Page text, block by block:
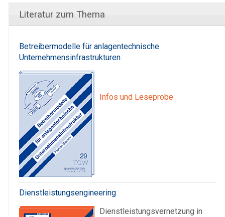
Literatur zum Thema
Betreibermodelle für anlagentechnische
Unternehmensinfrastrukturen
Infos und Leseprobe
Dienstleistungsengineering
Dienstleistungsvernetzung in